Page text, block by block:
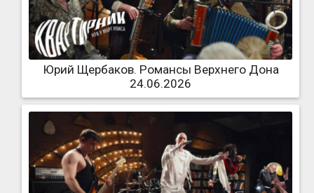
Юрий Щербаков. Романсы Верхнего Дона
24.06.2026